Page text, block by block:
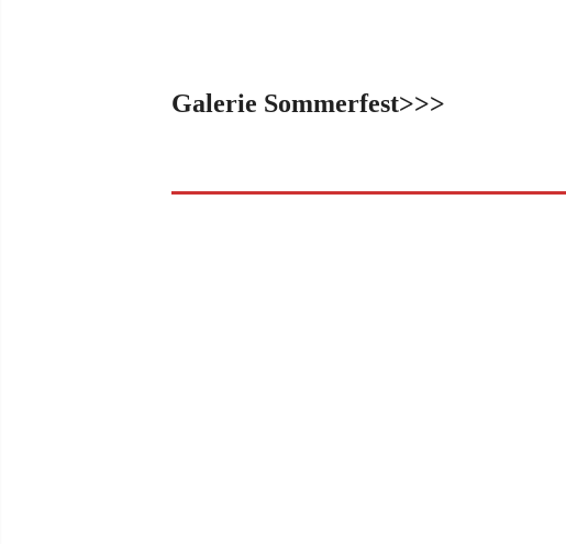
Galerie Sommerfest>>>